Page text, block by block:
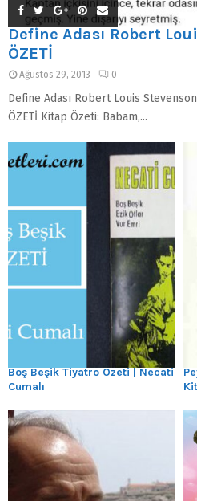
Define Adası Robert
ÖZETİ
Ağustos 29, 2013 0
Define Adası Robert Louis Stevenson
ÖZETİ Kitap Özeti: Babam,...
Boş Beşik Tiyatro Özeti | Necati
Cumalı